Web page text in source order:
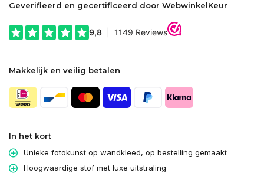
Geverifieerd en gecertificeerd door WebwinkelKeur
Makkelijk en veilig betalen
In het kort
Unieke fotokunst op wandkleed, op bestelling gemaakt
Hoogwaardige stof met luxe uitstraling